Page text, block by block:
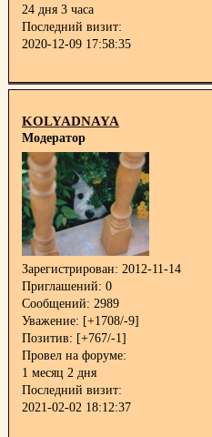
24 дня 3 часа
Последний визит:
2020-12-09 17:58:35
KOLYADNAYA
Модератор
Зарегистрирован: 2012-11-14
Приглашений: 0
Сообщений: 2989
Уважение: [+1708/-9]
Позитив: [+767/-1]
Провел на форуме:
1 месяц 2 дня
Последний визит:
2021-02-02 18:12:37